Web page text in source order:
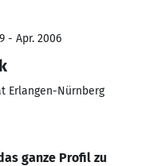
- Apr. 2006
Erlangen-Nürnberg
ganze Profil zu